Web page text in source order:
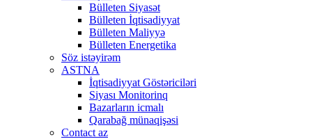
Bülleten Siyasət
Bülleten İqtisadiyyat
Bülleten Maliyyə
Bülleten Energetika
Söz istəyirəm
ASTNA
İqtisadiyyat Göstəriciləri
Siyası Monitorinq
Bazarların icmalı
Qarabağ münaqişəsi
Contact az